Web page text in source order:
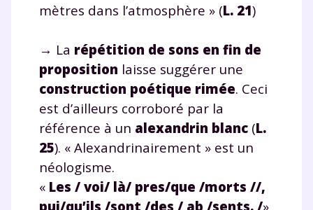
mètres dans l’atmosphère » (L. 21)
→ La répétition de sons en fin de
proposition laisse suggérer une
construction poétique rimée. Ceci
est d’ailleurs corroboré par la
référence à un alexandrin blanc (L.
25). « Alexandrinairement » est un
néologisme.
« Les / voi/ là/ pres/que /morts //,
pui/qu’ils /sont /des / ab /sents. /»
Envie de progresser
et de réussir votre
année scolaire ?